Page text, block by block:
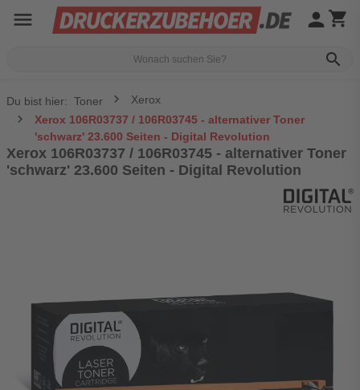
menu
search
person shopping_cart
Du bist hier: Toner
Xerox
Xerox 106R03737 / 106R03745 - alternativer Toner
'schwarz' 23.600 Seiten - Digital Revolution
Xerox 106R03737 / 106R03745 - alternativer Toner
'schwarz' 23.600 Seiten - Digital Revolution